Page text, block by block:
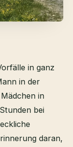
in ganz
in der
in
bei
daran,